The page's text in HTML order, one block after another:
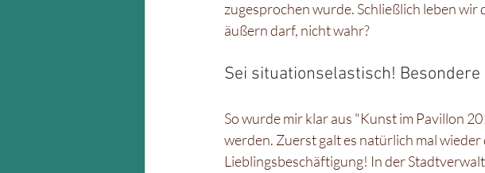
zugesprochen wurde. Schließlich leben
äußern darf, nicht wahr?
Sei situationselastisch!
So wurde mir klar aus "Kunst im Pavillon
werden. Zuerst galt es natürlich mal
Lieblingsbeschäftigung! In der